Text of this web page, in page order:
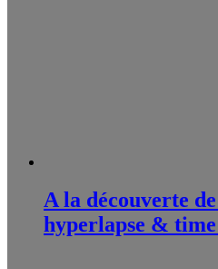
A la découverte
hyperlapse & time